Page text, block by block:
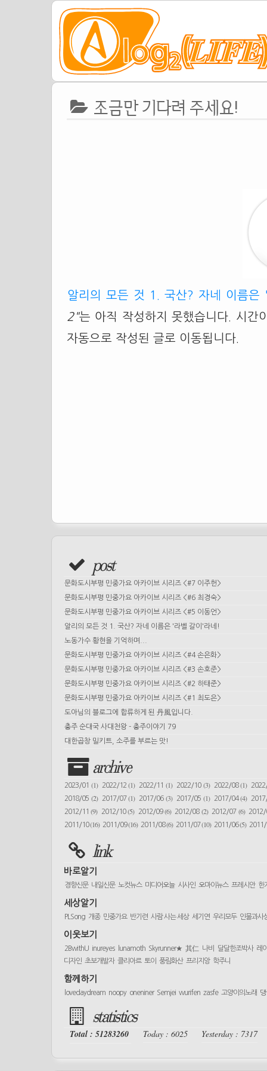
조금만 기다려 주세요!
알리의 모든 것 1. 국산? 자네 이름은
2"는 아직 작성하지 못했습니다. 시간
자동으로 작성된 글로 이동됩니다.
post
문화도시부평 민중가요 아카이브 시리즈 <#7 이주헌>
문화도시부평 민중가요 아카이브 시리즈 <#6 최경숙>
문화도시부평 민중가요 아카이브 시리즈 <#5 이동언>
알리의 모든 것 1. 국산? 자네 이름은 '라벨 갈이'라네!
노동가수 황현을 기억하며...
문화도시부평 민중가요 아카이브 시리즈 <#4 손은화>
문화도시부평 민중가요 아카이브 시리즈 <#3 손호준>
문화도시부평 민중가요 아카이브 시리즈 <#2 하태준>
문화도시부평 민중가요 아카이브 시리즈 <#1 최도은>
도아님의 블로그에 합류하게 된 丹風입니다.
충주 순대국 사대천왕 - 충주이야기 79
대한곱창 밀키트, 소주를 부르는 맛!
archive
2023/01 (1) 2022/12(1) 2022/11(1) 2022/10 (3) 2022/08(1)
2018/05 (2) 2017/07(1) 2017/06(3) 2017/05 (1) 2017/04(4)
2012/11(9) 2012/10(5) 2012/09(6) 2012/08 (2) 2012/07 (6)
2011/10(16) 2011/09(16) 2011/08(6) 2011/07(10) 2011/06(5)
link
바로알기
경향신문 내일신문 노컷뉴스 미디어오늘 시사인 오마이뉴스 프레시안 한
세상알기
PLSong 개종 민중가요 반기련 사람 사는 세상 세기연 우리모두 인물과사
이웃보기
2BwithU inureyes lunamoth Skyrunner★ 其仁 나비 달달한조박사 레
디자인 초보개발자 클리아르 토이 풍림화산 프리지앙 학주니
함께하기
lovedaydream noopy oneniner Semjei wurifen zasfe 고양이의노래
statistics
Total : 51283260 Today : 6025 Yesterday : 7317